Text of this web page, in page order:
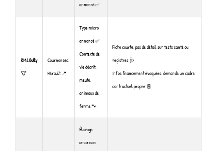
annoncé ✅
RMJ.Bully
🐮
Cournonsec,
Hérault 📍
Type micro
annoncé ✅
Contexte de
vie décrit,
meute,
animaux de
ferme 🐾
Fiche courte, pas de détail sur tests santé ou
registres 🩺
Infos financement évoquées, demande un cadre
contractuel propre 🧾
Élevage
american